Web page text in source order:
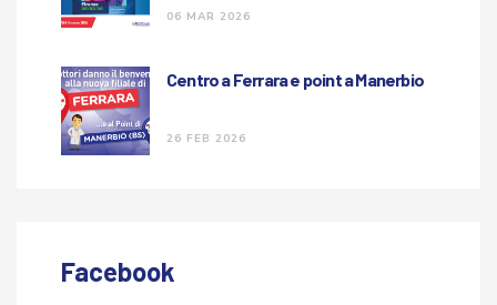
06 MAR 2026
Centro a Ferrara e point a Manerbio
26 FEB 2026
Facebook